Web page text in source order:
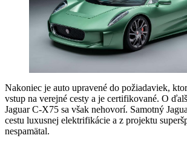
Nakoniec je auto upravené do požiadaviek,
vstup na verejné cesty a je certifikované. O
Jaguar C-X75 sa však nehovorí. Samotný
cestu luxusnej elektrifikácie a z projektu
nespamätal.